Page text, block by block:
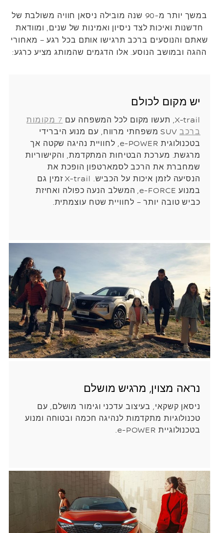
במשך יותר מ-90 שנה מובילה ניסאן חוויה משולבת של
חדשנות ואיכות לצד ניסיון ואמינות של שנים, ומוודאת
שאתם והנוסעים ברכב תרגישו אותם בכל רגע – מאחורי
ההגה ובמושב הנוסע. אלו הדגמים שהמותג מציע כרגע:
יש מקום לכולם
X-trail, תעשו מקום לכל המשפחה עם
7 מקומות
ברכב
SUV משפחתי מרווח, עם מנוע היברידי
בטכנולוגית e-POWER, לחוויית נהיגה שקטה אך
מרגשת. מערכת הבטיחות המתקדמת, והקישוריות
שמחברת את הרכב לסמארטפון הופכת את
הנסיעה לזמן איכות על הכביש. X-trail זמין גם
במנוע e-FORCE, המשלב הנעה כפולה ואחיזת
כביש טובה יותר – לחוויית שטח עוצמתית.
נראה מצוין, מרגיש מושלם
ניסאן קשקאי, בעיצוב עדכני וגימור מושלם, עם
טכנולוגיות מתקדמות לנהיגה חכמה ובטוחה ומנוע
בטכנולוגיית e-POWER.